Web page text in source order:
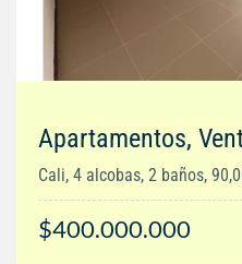
Apartamentos,
Cali, 4 alcobas, 2 baños,
$400.000.000